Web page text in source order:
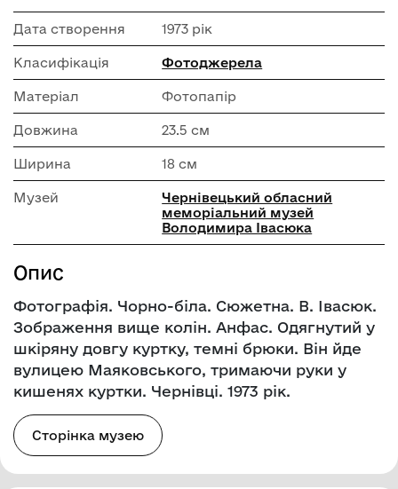
Дата створення 1973 рік
Класифікація Фотоджерела
Матеріал Фотопапір
Довжина 23.5 см
Ширина 18 см
Музей
Чернівецький обласний
меморіальний музей
Володимира Івасюка
Опис
Фотографія. Чорно-біла. Сюжетна. В. Івасюк.
Зображення вище колін. Анфас. Одягнутий у
шкіряну довгу куртку, темні брюки. Він йде
вулицею Маяковського, тримаючи руки у
кишенях куртки. Чернівці. 1973 рік.
Сторінка музею